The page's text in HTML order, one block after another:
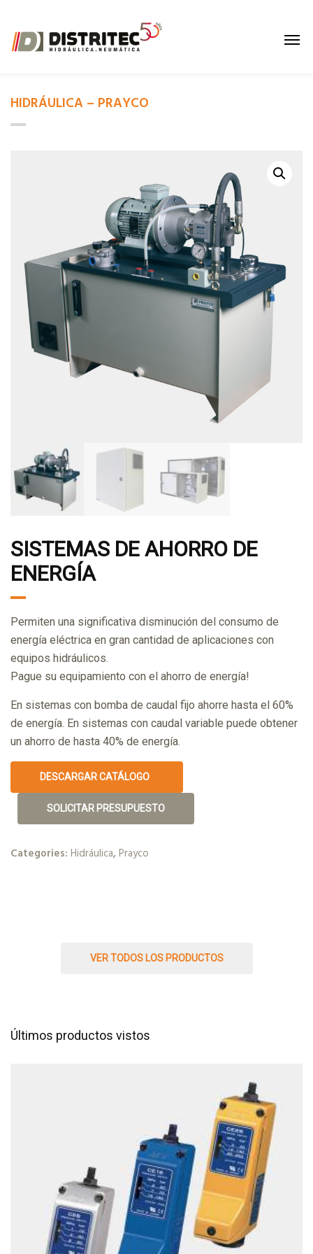
SISTEMAS DE AHORRO DE
ENERGÍA
Permiten una significativa disminución del consumo de
energía eléctrica en gran cantidad de aplicaciones con
equipos hidráulicos.
Pague su equipamiento con el ahorro de energía!
En sistemas con bomba de caudal fijo ahorre hasta el 60%
de energía. En sistemas con caudal variable puede obtener
un ahorro de hasta 40% de energía.
DESCARGAR CATÁLOGO
SOLICITAR PRESUPUESTO
HIDRÁULICA – PRAYCO
Categories: Hidráulica,Prayco
VER TODOS LOS PRODUCTOS
Últimos productos vistos